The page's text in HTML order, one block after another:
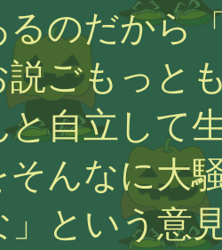
るのだから
説ごもっと
と自立して
そんなに大
」という意